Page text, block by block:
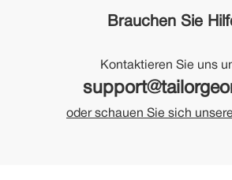
Brauchen Sie
Kontaktieren Sie uns
oder schauen Sie sich